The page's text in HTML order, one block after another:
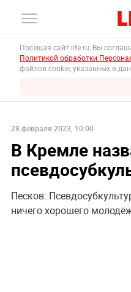
Посещая сайт life.ru, Вы
Политикой обработки
файлов cookie, указанных в
28 февраля 2023, 10:00
В Кремле
Песков:
ничего хорошего